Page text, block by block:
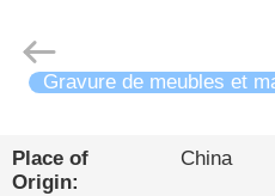
D'ACIER
Co.,Ltd.
Rights
Reserved.
Gravure de meubles et
Place of
Origin:
China